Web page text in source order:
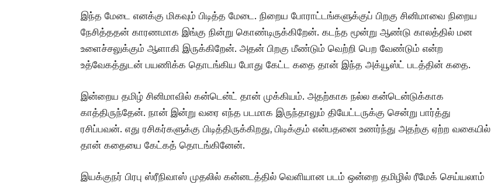
இந்த மேடை எனக்கு மிகவும் பிடித்த மேடை. நிறைய போராட்டங்களுக்குப் பிறகு சினிமாவை நிறைய
நேசித்ததன் காரணமாக இங்கு நின்று கொண்டிருக்கிறேன். கடந்த மூன்று ஆண்டு காலத்தில் மன
உளைச்சலுக்கும் ஆளாகி இருக்கிறேன். அதன் பிறகு மீண்டும் வெற்றி பெற வேண்டும் என்ற
உத்வேகத்துடன் பயணிக்க தொடங்கிய போது கேட்ட கதை தான் இந்த அக்யூஸ்ட் படத்தின் கதை.
இன்றைய தமிழ் சினிமாவில் கன்டென்ட் தான் முக்கியம். அதற்காக நல்ல கன்டென்டுக்காக
காத்திருந்தேன். நான் இன்று வரை எந்த படமாக இருந்தாலும் தியேட்டருக்கு சென்று பார்த்து
ரசிப்பவன். எது ரசிகர்களுக்கு பிடித்திருக்கிறது, பிடிக்கும் என்பதனை உணர்ந்து அதற்கு ஏற்ற வகையில்
தான் கதையை கேட்கத் தொடங்கினேன்.
இயக்குநர் பிரபு ஸ்ரீநிவாஸ் முதலில் கன்னடத்தில் வெளியான படம் ஒன்றை தமிழில் ரீமேக் செய்யலாம்